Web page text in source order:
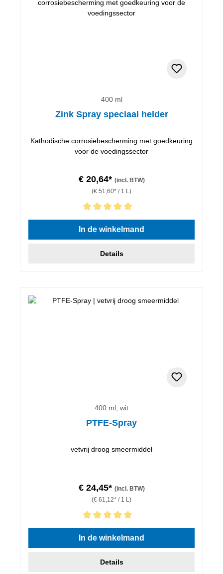
400 ml
Zink Spray speciaal helder
Kathodische corrosiebescherming met goedkeuring
voor de voedingssector
€ 20,64* (incl. BTW)
(€ 51,60* / 1 L)
Gemiddelde waardering van 5 van 5 sterren
In de winkelmand
Details
400 ml, wit
PTFE-Spray
vetvrij droog smeermiddel
€ 24,45* (incl. BTW)
(€ 61,12* / 1 L)
Gemiddelde waardering van 5 van 5 sterren
In de winkelmand
Details